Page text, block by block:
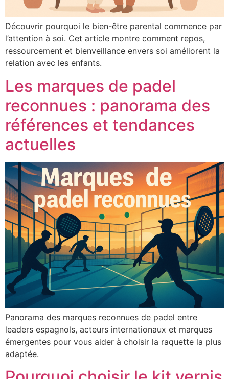
Découvrir pourquoi le bien-être parental commence par
l’attention à soi. Cet article montre comment repos,
ressourcement et bienveillance envers soi améliorent la
relation avec les enfants.
Les marques de padel
reconnues : panorama des
références et tendances
actuelles
Panorama des marques reconnues de padel entre
leaders espagnols, acteurs internationaux et marques
émergentes pour vous aider à choisir la raquette la plus
adaptée.